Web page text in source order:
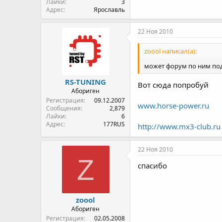
Лайки
3
Адрес
Ярославль
RS-TUNING
Абориген
Регистрация
09.12.2007
Сообщения
2,879
Лайки
6
Адрес
177RUS
22 Ноя 2010
zoool написал(а):
может форум по ним
Вот сюда попробуй
www.horse-power.ru
http://www.mx3-club.ru
Z
zoool
Абориген
Регистрация
02.05.2008
22 Ноя 2010
спасибо